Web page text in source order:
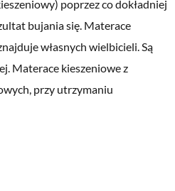
poprzez co dokładniej
bujania się. Materace
własnych wielbicieli. Są
Materace kieszeniowe z
przy utrzymaniu